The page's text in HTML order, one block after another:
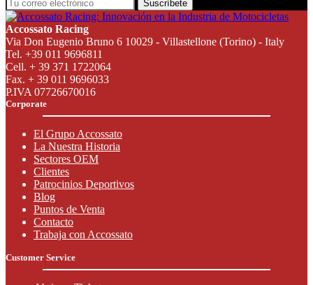
Suscríbete
Accossato Racing
Via Don Eugenio Bruno 6 10029 - Villastellone (Torino) - Italy
Tel. +39 011 9696811
Cell. + 39 371 1722064
Fax. + 39 011 9696033
P.IVA 07726670016
Corporate
El Grupo Accossato
La Nuestra Historia
Sectores OEM
Clientes
Patrocinios Deportivos
Blog
Puntos de Venta
Contacto
Trabaja con Accossato
Customer Service